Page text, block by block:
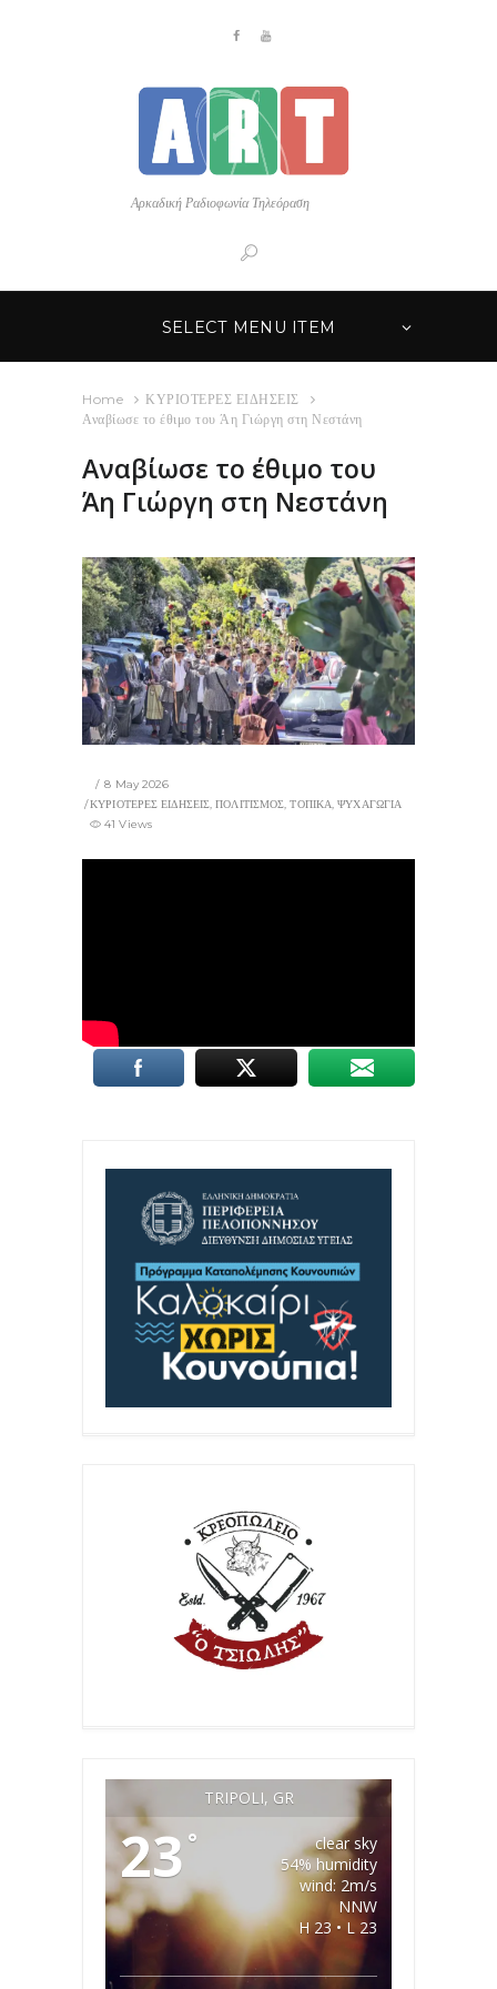
Αρκαδική Ραδιοφωνία Τηλεόραση
SELECT MENU ITEM
Home
ΚΥΡΙΟΤΕΡΕΣ ΕΙΔΗΣΕΙΣ
Αναβίωσε το έθιμο του Άη Γιώργη στη Νεστάνη
Αναβίωσε το έθιμο του
Άη Γιώργη στη Νεστάνη
8 May 2026
ΚΥΡΙΟΤΕΡΕΣ ΕΙΔΗΣΕΙΣ,ΠΟΛΙΤΙΣΜΟΣ,ΤΟΠΙΚΑ,ΨΥΧΑΓΩΓΙΑ
41 Views
TRIPOLI, GR
23 °
clear sky
54% humidity
wind: 2m/s
NNW
H 23 • L 23